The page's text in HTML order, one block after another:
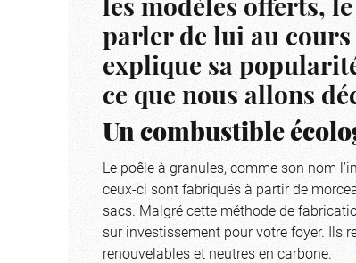
les modèles offerts,
parler de lui au cours
explique sa
ce que nous allons
Un combustible
Le poêle à granules, comme son nom
ceux-ci sont fabriqués à partir de
sacs. Malgré cette méthode de
sur investissement pour votre foyer. Ils
renouvelables et neutres en carbone.